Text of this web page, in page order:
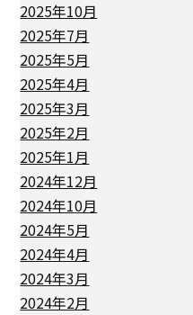
2025年10月
2025年7月
2025年5月
2025年4月
2025年3月
2025年2月
2025年1月
2024年12月
2024年10月
2024年5月
2024年4月
2024年3月
2024年2月